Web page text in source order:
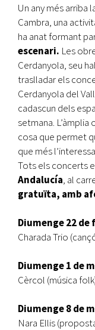
Un any més arriba
Cambra, una
ha anat formant
escenari. Les
Cerdanyola, seu
traslladar els
Cerdanyola del
cadascun dels
setmana. L’àmplia
cosa que permet
que més
Tots els concerts
Andalucía, al
gratuïta, amb
Diumenge 22 de
Charada Trio
Diumenge 1 de
Cèrcol (música
Diumenge 8 de
Nara Ellis